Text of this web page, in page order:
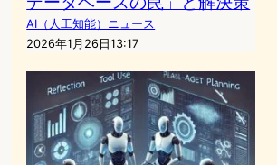
AI（人工知能）ニュース
2026年1月26日13:17